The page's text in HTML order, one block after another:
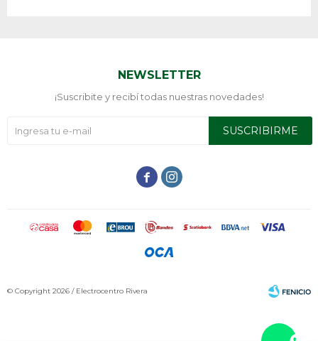
NEWSLETTER
¡Suscribite y recibí todas nuestras novedades!
SUSCRIBIRME
 
© Copyright 2026 / Electrocentro Rivera